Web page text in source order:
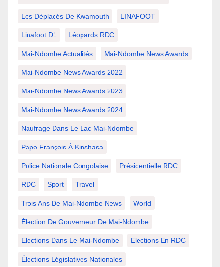
Les Déplacés De Kwamouth LINAFOOT
Linafoot D1 Léopards RDC
Mai-Ndombe Actualités Mai-Ndombe News Awards
Mai-Ndombe News Awards 2022
Mai-Ndombe News Awards 2023
Mai-Ndombe News Awards 2024
Naufrage Dans Le Lac Mai-Ndombe
Pape François À Kinshasa
Police Nationale Congolaise Présidentielle RDC
RDC Sport Travel
Trois Ans De Mai-Ndombe News World
Élection De Gouverneur De Mai-Ndombe
Élections Dans Le Mai-Ndombe Élections En RDC
Élections Législatives Nationales